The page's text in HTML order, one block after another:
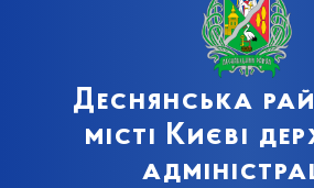
Деснянська
місті Києві